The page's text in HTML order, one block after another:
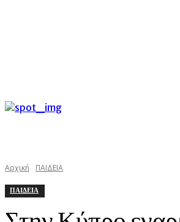
Αρχική ΠΑΙΔΕΙΑ
ΠΑΙΔΕΙΑ